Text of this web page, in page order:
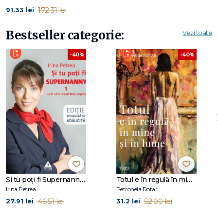
importante, The Mindset Mentor, care a fost descărcat de
91.33 lei 172.31 lei
Bestseller categorie: Vezi toate
-40%
Şi tu poţi fi Supernanny 1
Irina Petrea
27.91 lei 46.51 lei
-40%
Totul e în regulă în mine și în lume
Petronela Rotar
31.2 lei 52.00 lei